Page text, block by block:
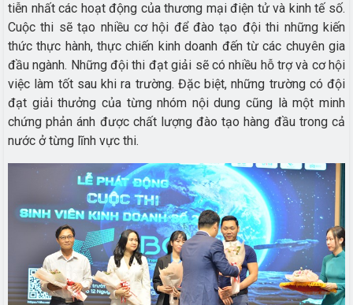
tiễn nhất các hoạt động của thương mại điện tử và kinh tế số.
Cuộc thi sẽ tạo nhiều cơ hội để đào tạo đội thi những kiến
thức thực hành, thực chiến kinh doanh đến từ các chuyên gia
đầu ngành. Những đội thi đạt giải sẽ có nhiều hỗ trợ và cơ hội
việc làm tốt sau khi ra trường. Đặc biệt, những trường có đội
đạt giải thưởng của từng nhóm nội dung cũng là một minh
chứng phản ánh được chất lượng đào tạo hàng đầu trong cả
nước ở từng lĩnh vực thi.